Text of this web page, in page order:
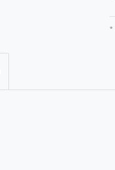
*